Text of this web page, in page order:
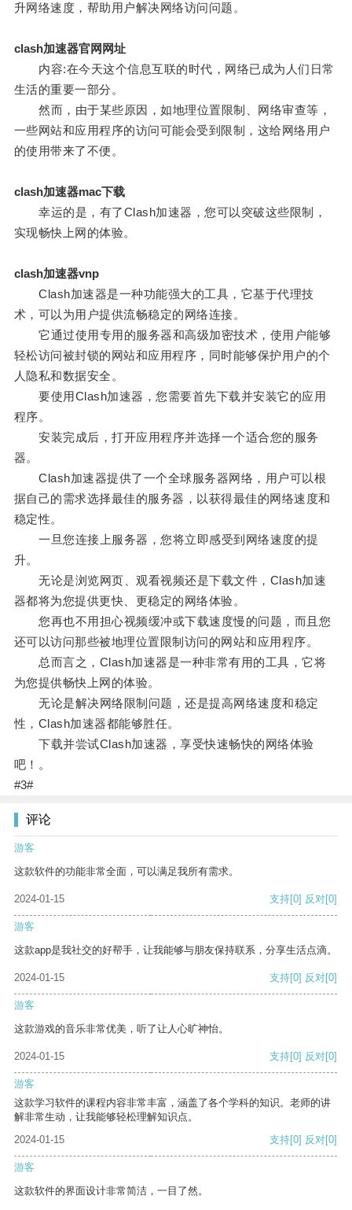
升网络速度，帮助用户解决网络访问问题。
clash加速器官网网址
内容:在今天这个信息互联的时代，网络已成为人们日常
生活的重要一部分。
然而，由于某些原因，如地理位置限制、网络审查等，
一些网站和应用程序的访问可能会受到限制，这给网络用户
的使用带来了不便。
clash加速器mac下载
幸运的是，有了Clash加速器，您可以突破这些限制，
实现畅快上网的体验。
clash加速器vnp
Clash加速器是一种功能强大的工具，它基于代理技
术，可以为用户提供流畅稳定的网络连接。
它通过使用专用的服务器和高级加密技术，使用户能够
轻松访问被封锁的网站和应用程序，同时能够保护用户的个
人隐私和数据安全。
要使用Clash加速器，您需要首先下载并安装它的应用
程序。
安装完成后，打开应用程序并选择一个适合您的服务
器。
Clash加速器提供了一个全球服务器网络，用户可以根
据自己的需求选择最佳的服务器，以获得最佳的网络速度和
稳定性。
一旦您连接上服务器，您将立即感受到网络速度的提
升。
无论是浏览网页、观看视频还是下载文件，Clash加速
器都将为您提供更快、更稳定的网络体验。
您再也不用担心视频缓冲或下载速度慢的问题，而且您
还可以访问那些被地理位置限制访问的网站和应用程序。
总而言之，Clash加速器是一种非常有用的工具，它将
为您提供畅快上网的体验。
无论是解决网络限制问题，还是提高网络速度和稳定
性，Clash加速器都能够胜任。
下载并尝试Clash加速器，享受快速畅快的网络体验
吧！。
#3#
评论
游客
这款软件的功能非常全面，可以满足我所有需求。
2024-01-15 支持[0] 反对[0]
游客
这款app是我社交的好帮手，让我能够与朋友保持联系，分享生活点滴。
2024-01-15 支持[0] 反对[0]
游客
这款游戏的音乐非常优美，听了让人心旷神怡。
2024-01-15 支持[0] 反对[0]
游客
这款学习软件的课程内容非常丰富，涵盖了各个学科的知识。老师的讲
解非常生动，让我能够轻松理解知识点。
2024-01-15
支持[0] 反对[0]
游客
这款软件的界面设计非常简洁，一目了然。